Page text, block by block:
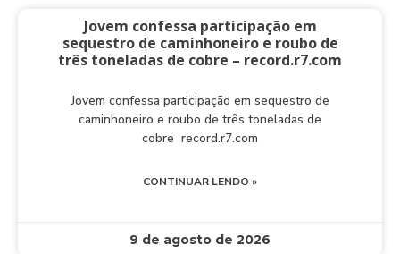
Jovem confessa participação em
sequestro de caminhoneiro e roubo de
três toneladas de cobre – record.r7.com
Jovem confessa participação em sequestro de
caminhoneiro e roubo de três toneladas de
cobre record.r7.com
CONTINUAR LENDO »
9 de agosto de 2026